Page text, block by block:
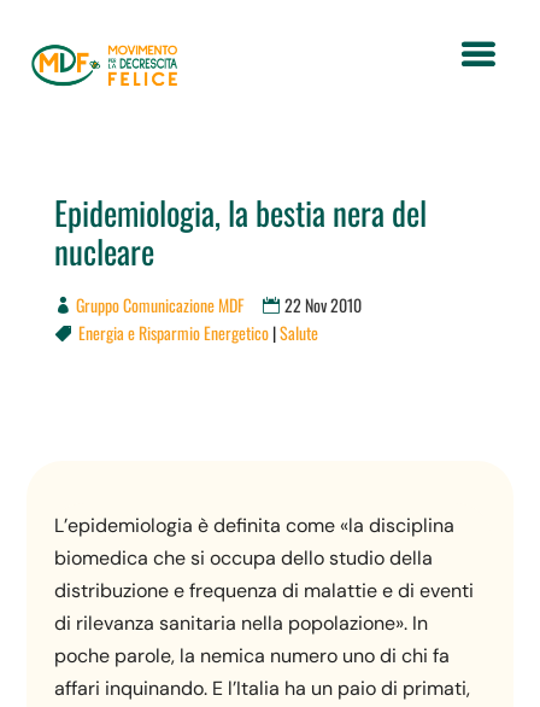
Epidemiologia, la bestia nera del
nucleare
Gruppo Comunicazione MDF 22 Nov 2010
 Energia e Risparmio Energetico|Salute
L’epidemiologia è definita come «la disciplina
biomedica che si occupa dello studio della
distribuzione e frequenza di malattie e di eventi
di rilevanza sanitaria nella popolazione». In
poche parole, la nemica numero uno di chi fa
affari inquinando. E l’Italia ha un paio di primati,